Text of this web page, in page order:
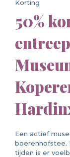
Korting
50%
Een actief
boerenhofstee.
tijden is er